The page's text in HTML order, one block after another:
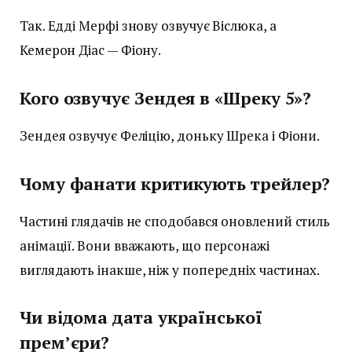
Так. Едді Мерфі знову озвучує Віслюка, а
Кемерон Діас — Фіону.
Кого озвучує Зендея в «Шреку 5»?
Зендея озвучує Феліцію, доньку Шрека і Фіони.
Чому фанати критикують трейлер?
Частині глядачів не сподобався оновлений стиль
анімації. Вони вважають, що персонажі
виглядають інакше, ніж у попередніх частинах.
Чи відома дата української
прем’єри?